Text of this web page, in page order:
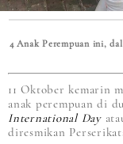
4 Anak Perempuan ini,
11 Oktober kemarin
anak perempuan di
International Day
diresmikan